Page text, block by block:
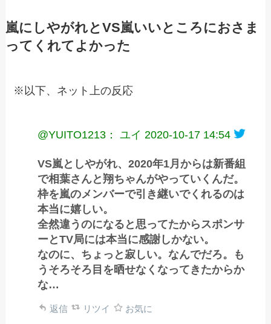
嵐にしやがれとVS嵐いいところにおさま
ってくれてよかった
※以下、ネット上の反応
@YUITO1213： ユイ 2020-10-17 14:54
VS嵐としやがれ、2020年1月からは新番組
で相葉さんと翔ちゃんがやっていくんだ。
枠を嵐のメンバーで引き継いでくれるのは
本当に嬉しい。
全然違うのになると思ってたからスポンサ
ーとTV局には本当に感謝しかない。
なのに、ちょっと寂しい。なんでだろ。も
うそろそろ目を晒せなくなってきたからか
な…
返信 リツイ お気に